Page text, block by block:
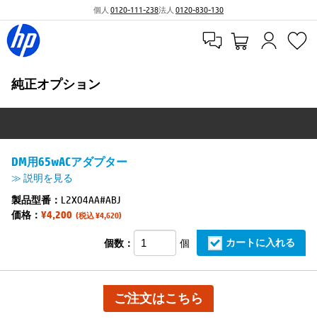
個人 0120-111-238法人 0120-830-130
純正オプション
DM用65wACアダプター
≫ 説明を見る
製品型番： L2X04AA#ABJ
価格： ¥4,200 (税込 ¥4,620)
個数： 個 カートに入れる